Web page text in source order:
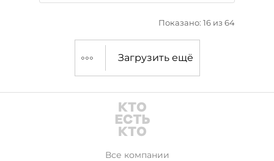
Показано: 16 из 64
Загрузить ещё
Все компании